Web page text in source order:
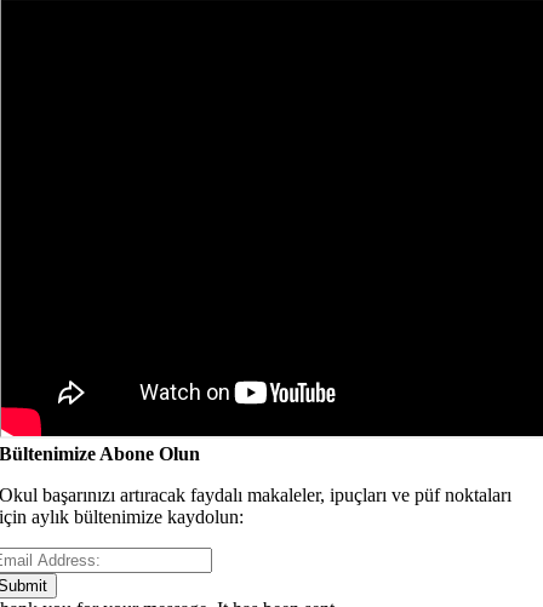
Bültenimize Abone Olun
Okul başarınızı artıracak faydalı makaleler, ipuçları ve püf noktaları
için aylık bültenimize kaydolun: